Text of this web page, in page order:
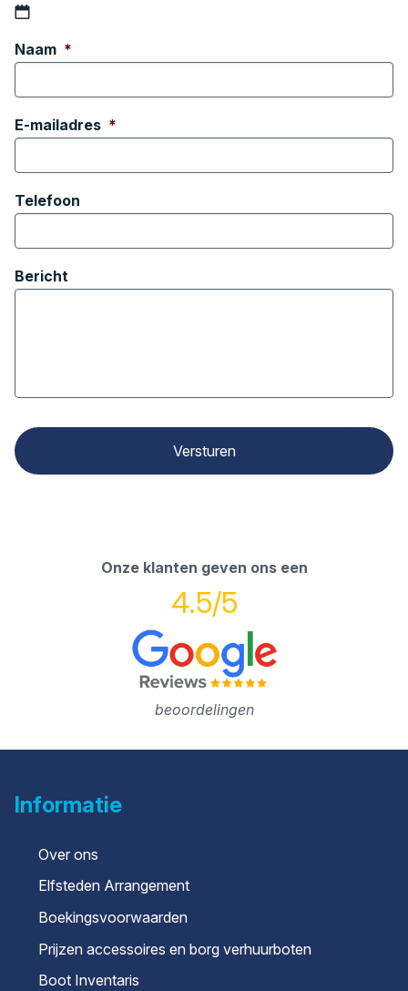
JJJJ
slash
slash
JJJJ
Naam *
E-mailadres *
Telefoon
Bericht
Onze klanten geven ons een
4.5/5
beoordelingen
Informatie
Over ons
Elfsteden Arrangement
Boekingsvoorwaarden
Prijzen accessoires en borg verhuurboten
Boot Inventaris